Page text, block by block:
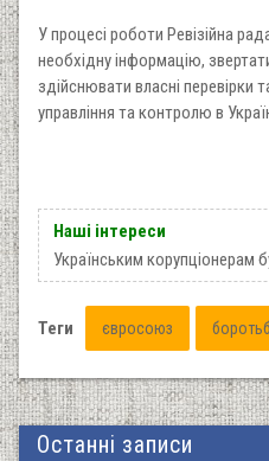
У процесі роботи Ревізійна
необхідну інформацію,
здійснювати власні перевірки
управління та контролю в
Наші інтереси
Українським корупціонерам
Теги євросоюз
Останні записи